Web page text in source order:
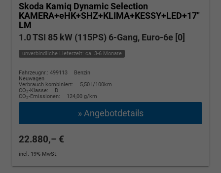
Skoda Kamiq Dynamic Selection
KAMERA+eHK+SHZ+KLIMA+KESSY+LED+17"
LM
1.0 TSI 85 kW (115PS) 6-Gang, Euro-6e [0]
unverbindliche Lieferzeit: ca. 3-6 Monate
Fahrzeugnr.: 499113
Benzin
Neuwagen
Verbrauch kombiniert:
5,50 l/100km
CO2-Klasse:
D
CO2-Emissionen: 124,00 g/km
» Angebotdetails
22.880,– €
incl. 19% MwSt.